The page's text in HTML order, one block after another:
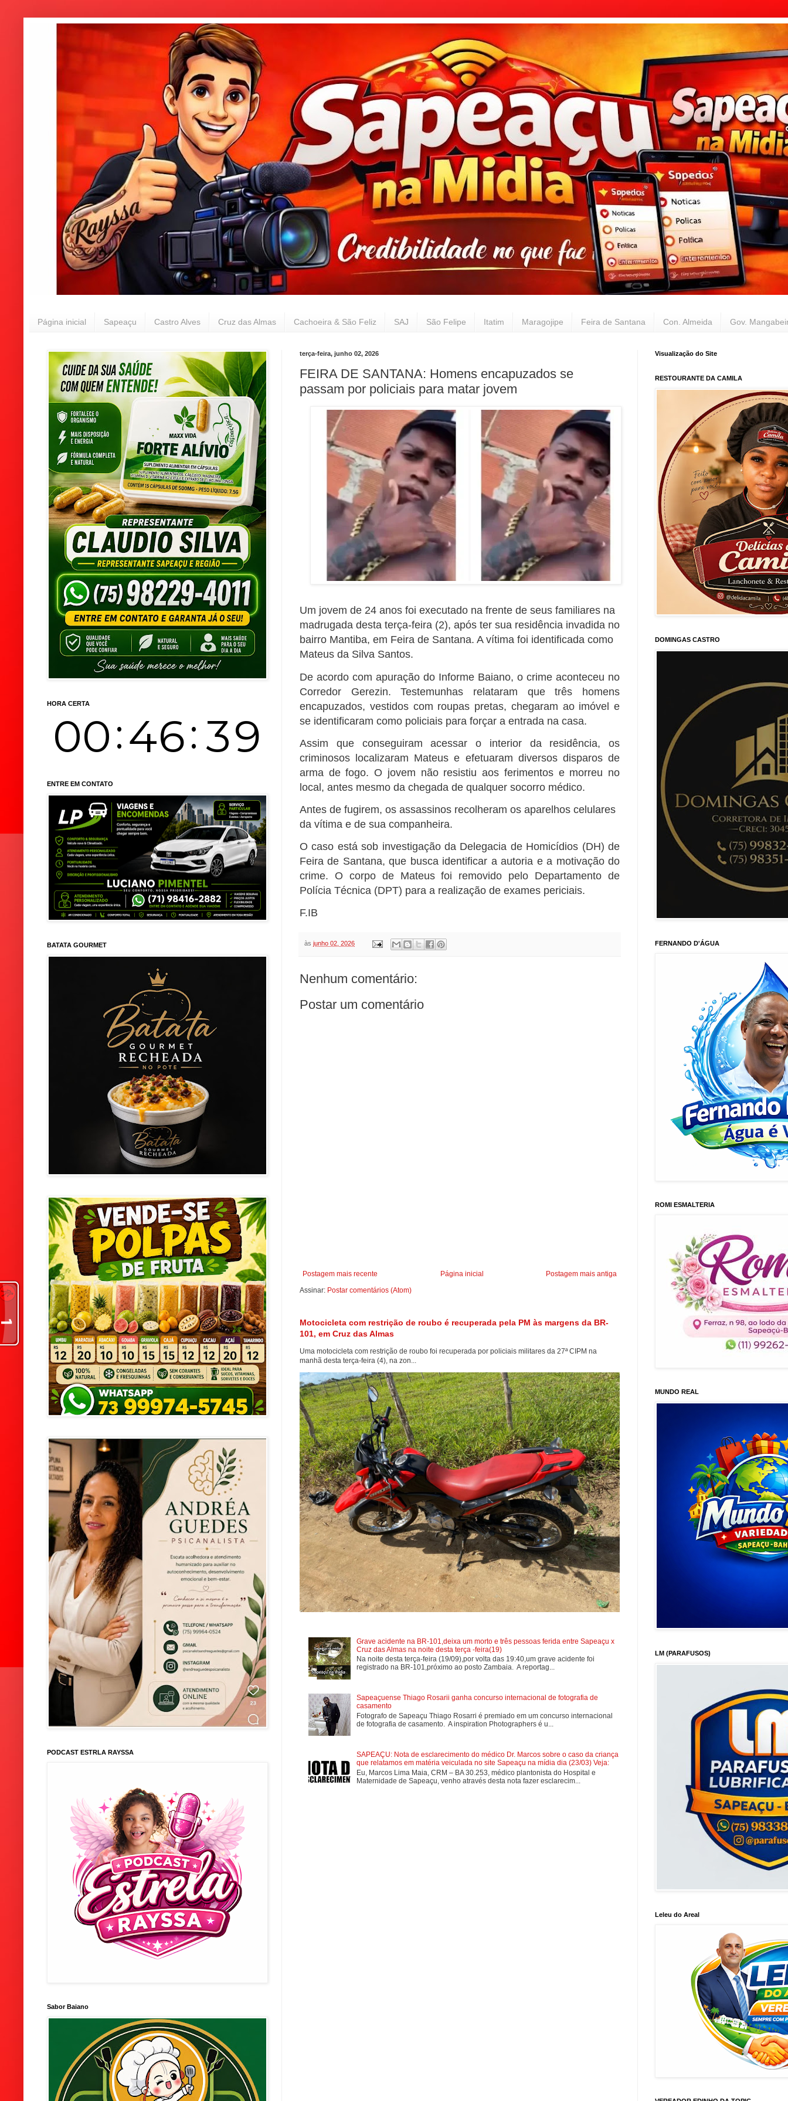
Página inicial Sapeaçu Castro Alves Cruz das Almas Cachoeira & São Feliz SAJ São Felipe Itatim Maragojipe Feira de Santana Con. Almeida Gov.
terça-feira, junho 02, 2026
FEIRA DE SANTANA: Homens encapuzados se
passam por policiais para matar jovem
Um jovem de 24 anos foi executado na frente de seus familiares na
madrugada desta terça-feira (2), após ter sua residência invadida no
bairro Mantiba, em Feira de Santana. A vítima foi identificada como
Mateus da Silva Santos.
De acordo com apuração do Informe Baiano, o crime aconteceu no
Corredor Gerezin. Testemunhas relataram que três homens
encapuzados, vestidos com roupas pretas, chegaram ao imóvel e
se identificaram como policiais para forçar a entrada na casa.
Assim que conseguiram acessar o interior da residência, os
criminosos localizaram Mateus e efetuaram diversos disparos de
arma de fogo. O jovem não resistiu aos ferimentos e morreu no
local, antes mesmo da chegada de qualquer socorro médico.
Antes de fugirem, os assassinos recolheram os aparelhos celulares
da vítima e de sua companheira.
O caso está sob investigação da Delegacia de Homicídios (DH) de
Feira de Santana, que busca identificar a autoria e a motivação do
crime. O corpo de Mateus foi removido pelo Departamento de
Polícia Técnica (DPT) para a realização de exames periciais.
F.IB
às junho 02, 2026
Nenhum comentário:
Postar um comentário
Postagem mais recente Postagem mais antiga
Página inicial
Assinar: Postar comentários (Atom)
Motocicleta com restrição de roubo é recuperada pela PM às margens da BR-
101, em Cruz das Almas
Uma motocicleta com restrição de roubo foi recuperada por policiais militares da 27ª CIPM na
manhã desta terça-feira (4), na zon...
Grave acidente na BR-101,deixa um morto e três pessoas ferida entre Sapeaçu x
Cruz das Almas na noite desta terça -feira(19)
Na noite desta terça-feira (19/09),por volta das 19:40,um grave acidente foi
registrado na BR-101,próximo ao posto Zambaia. A reportag...
Sapeaçuense Thiago Rosarii ganha concurso internacional de fotografia de
casamento
Fotografo de Sapeaçu Thiago Rosarri é premiado em um concurso internacional
de fotografia de casamento. A inspiration Photographers é u...
SAPEAÇU: Nota de esclarecimento do médico Dr. Marcos sobre o caso da criança
que relatamos em matéria veiculada no site Sapeaçu na mídia dia (23/03) Veja:
Eu, Marcos Lima Maia, CRM – BA 30.253, médico plantonista do Hospital e
Maternidade de Sapeaçu, venho através desta nota fazer esclarecim...
HORA CERTA
ENTRE EM CONTATO
BATATA GOURMET
PODCAST ESTRLA RAYSSA
Sabor Baiano
Visualização do Site
RESTOURANTE DA CAMILA
DOMINGAS CASTRO
FERNANDO D'ÁGUA
ROMI ESMALTERIA
MUNDO REAL
LM (PARAFUSOS)
Leleu do Areal